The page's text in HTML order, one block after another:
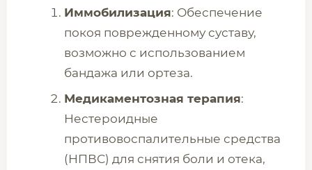
Иммобилизация: Обеспечение
покоя поврежденному суставу,
возможно с использованием
бандажа или ортеза.
Медикаментозная терапия:
Нестероидные
противовоспалительные средства
(НПВС) для снятия боли и отека,